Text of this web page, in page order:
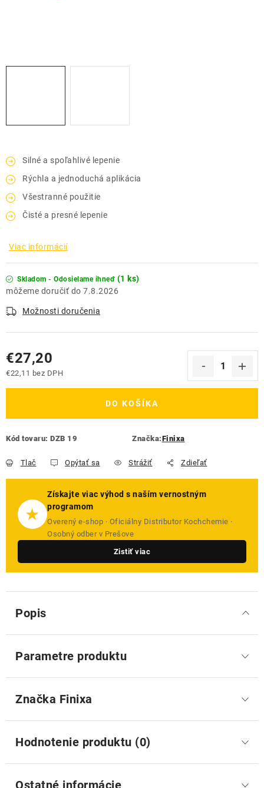
Silné a spoľahlivé lepenie
Rýchla a jednoduchá aplikácia
Všestranné použitie
Čisté a presné lepenie
Viac informácií
Skladom - Odosielame ihneď (1 ks)
7.8.2026
Možnosti doručenia
€27,20
€22,11 bez DPH
DO KOŠÍKA
Kód tovaru: DZB 19 Značka:Finixa
Tlač Opýtať sa Strážiť Zdieľať
★
Získajte viac výhod s naším vernostným
programom
Overený e-shop · Oficiálny Distributor Kochchemie ·
Osobný odber v Prešove
Zistiť viac
Popis
Parametre produktu
Značka Finixa
Hodnotenie produktu (0)
Ostatné informácie